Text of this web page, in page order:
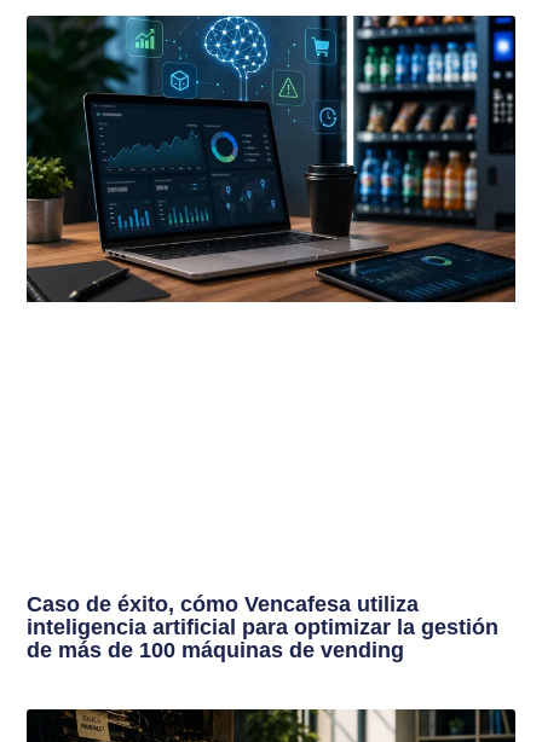
Caso de éxito, cómo Vencafesa utiliza
inteligencia artificial para optimizar la gestión
de más de 100 máquinas de vending